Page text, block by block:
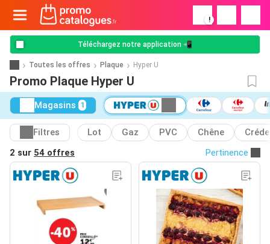
!
Téléchargez notre application 📲
Toutes les offres Plaque Hyper U
Promo Plaque Hyper U
Magasins 1
Filtres Lot Gaz PVC Chêne
2 sur 54 offres Pertinence